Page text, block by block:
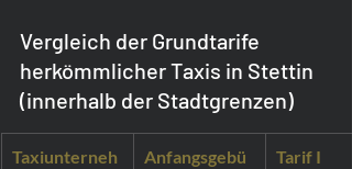
Vergleich der Grundtarife
herkömmlicher Taxis in Stettin
(innerhalb der Stadtgrenzen)
Taxiunterneh
Anfangsgebü
Tarif I